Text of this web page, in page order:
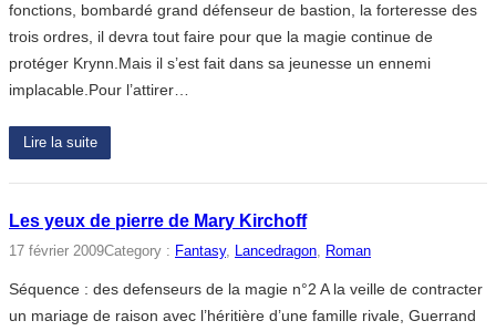
fonctions, bombardé grand défenseur de bastion, la forteresse des
trois ordres, il devra tout faire pour que la magie continue de
protéger Krynn.Mais il s’est fait dans sa jeunesse un ennemi
implacable.Pour l’attirer…
Lire la suite
Les yeux de pierre de Mary Kirchoff
17 février 2009Category : Fantasy, Lancedragon, Roman
Séquence : des defenseurs de la magie n°2 A la veille de contracter
un mariage de raison avec l’héritière d’une famille rivale, Guerrand